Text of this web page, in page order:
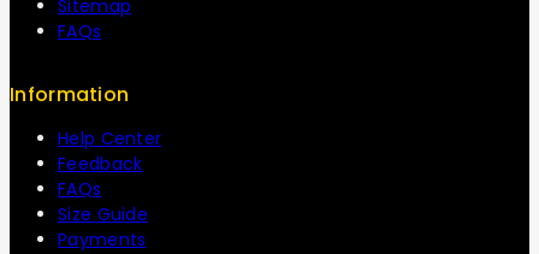
Sitemap
FAQs
Information
Help Center
Feedback
FAQs
Size Guide
Payments